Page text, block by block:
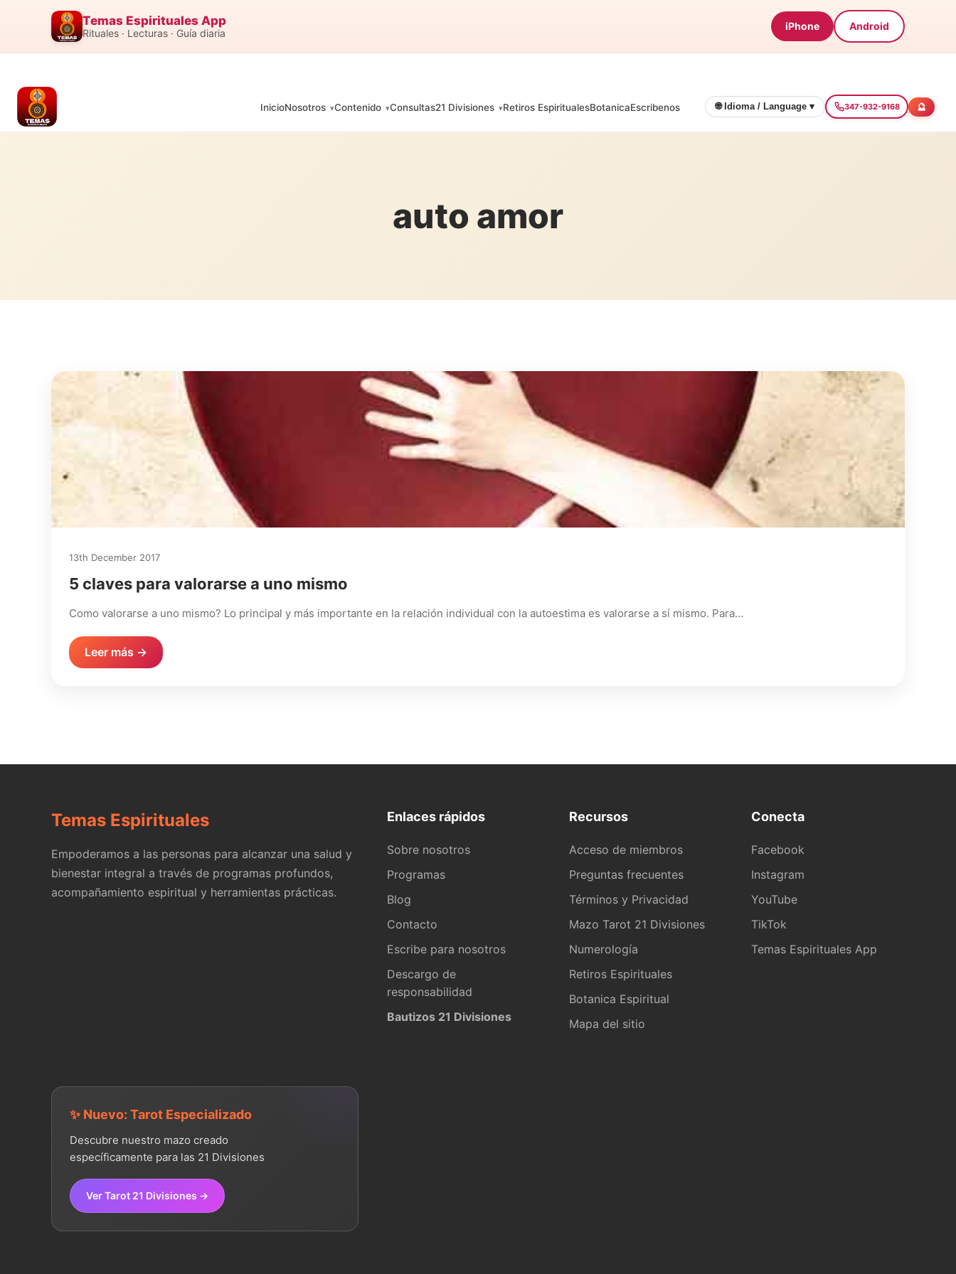
Temas Espirituales App
Rituales · Lecturas · Guía diaria
iPhone Android
InicioNosotros Contenido Consultas21 Divisiones Retiros EspiritualesBotanicaEscribenos 🌐 Idioma / Language ▾ 347-932-9168 🔮
auto amor
13th December 2017
5 claves para valorarse a uno mismo
Como valorarse a uno mismo? Lo principal y más importante en la relación individual con la autoestima es valorarse a sí mismo. Para…
Leer más →
Temas Espirituales
Empoderamos a las personas para alcanzar una salud y
bienestar integral a través de programas profundos,
acompañamiento espiritual y herramientas prácticas.
Enlaces rápidos
Sobre nosotros
Programas
Blog
Contacto
Escribe para nosotros
Descargo de
responsabilidad
Bautizos 21 Divisiones
Recursos
Acceso de miembros
Preguntas frecuentes
Términos y Privacidad
Mazo Tarot 21 Divisiones
Numerología
Retiros Espirituales
Botanica Espiritual
Mapa del sitio
Conecta
Facebook
Instagram
YouTube
TikTok
Temas Espirituales App
✨ Nuevo: Tarot Especializado
Descubre nuestro mazo creado
específicamente para las 21 Divisiones
Ver Tarot 21 Divisiones →